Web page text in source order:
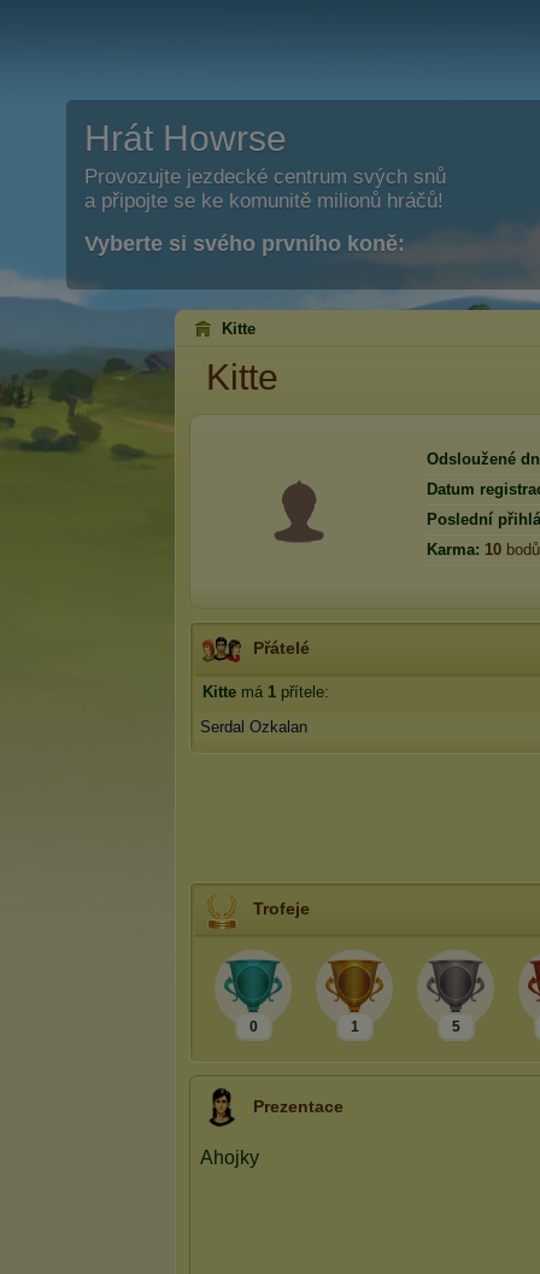
Hrát Howrse
Provozujte jezdecké centrum svých snů
a připojte se ke komunitě milionů hráčů!
Vyberte si svého prvního koně:
Kitte
Kitte
Odsloužené
Datum
Poslední
Karma: 10 bodů
Přátelé
Kitte má 1 přítele:
Serdal Ozkalan
Trofeje
0 1 5
Prezentace